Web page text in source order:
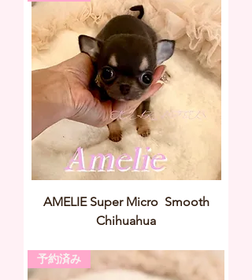
AMELIE Super Micro Smooth
Chihuahua
予約済み